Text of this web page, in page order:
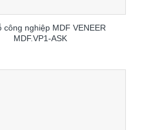
công nghiệp MDF VENEER
MDF.VP1-ASK